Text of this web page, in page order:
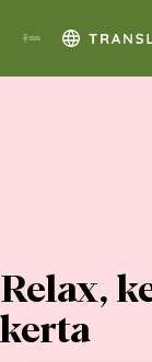
Relax,
kerta